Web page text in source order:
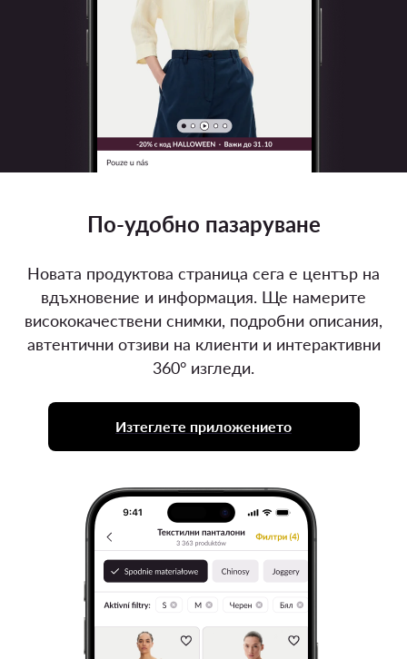
По-удобно пазаруване
Новата продуктова страница сега е център на
вдъхновение и информация. Ще намерите
висококачествени снимки, подробни описания,
автентични отзиви на клиенти и интерактивни
360° изгледи.
Изтеглете приложението